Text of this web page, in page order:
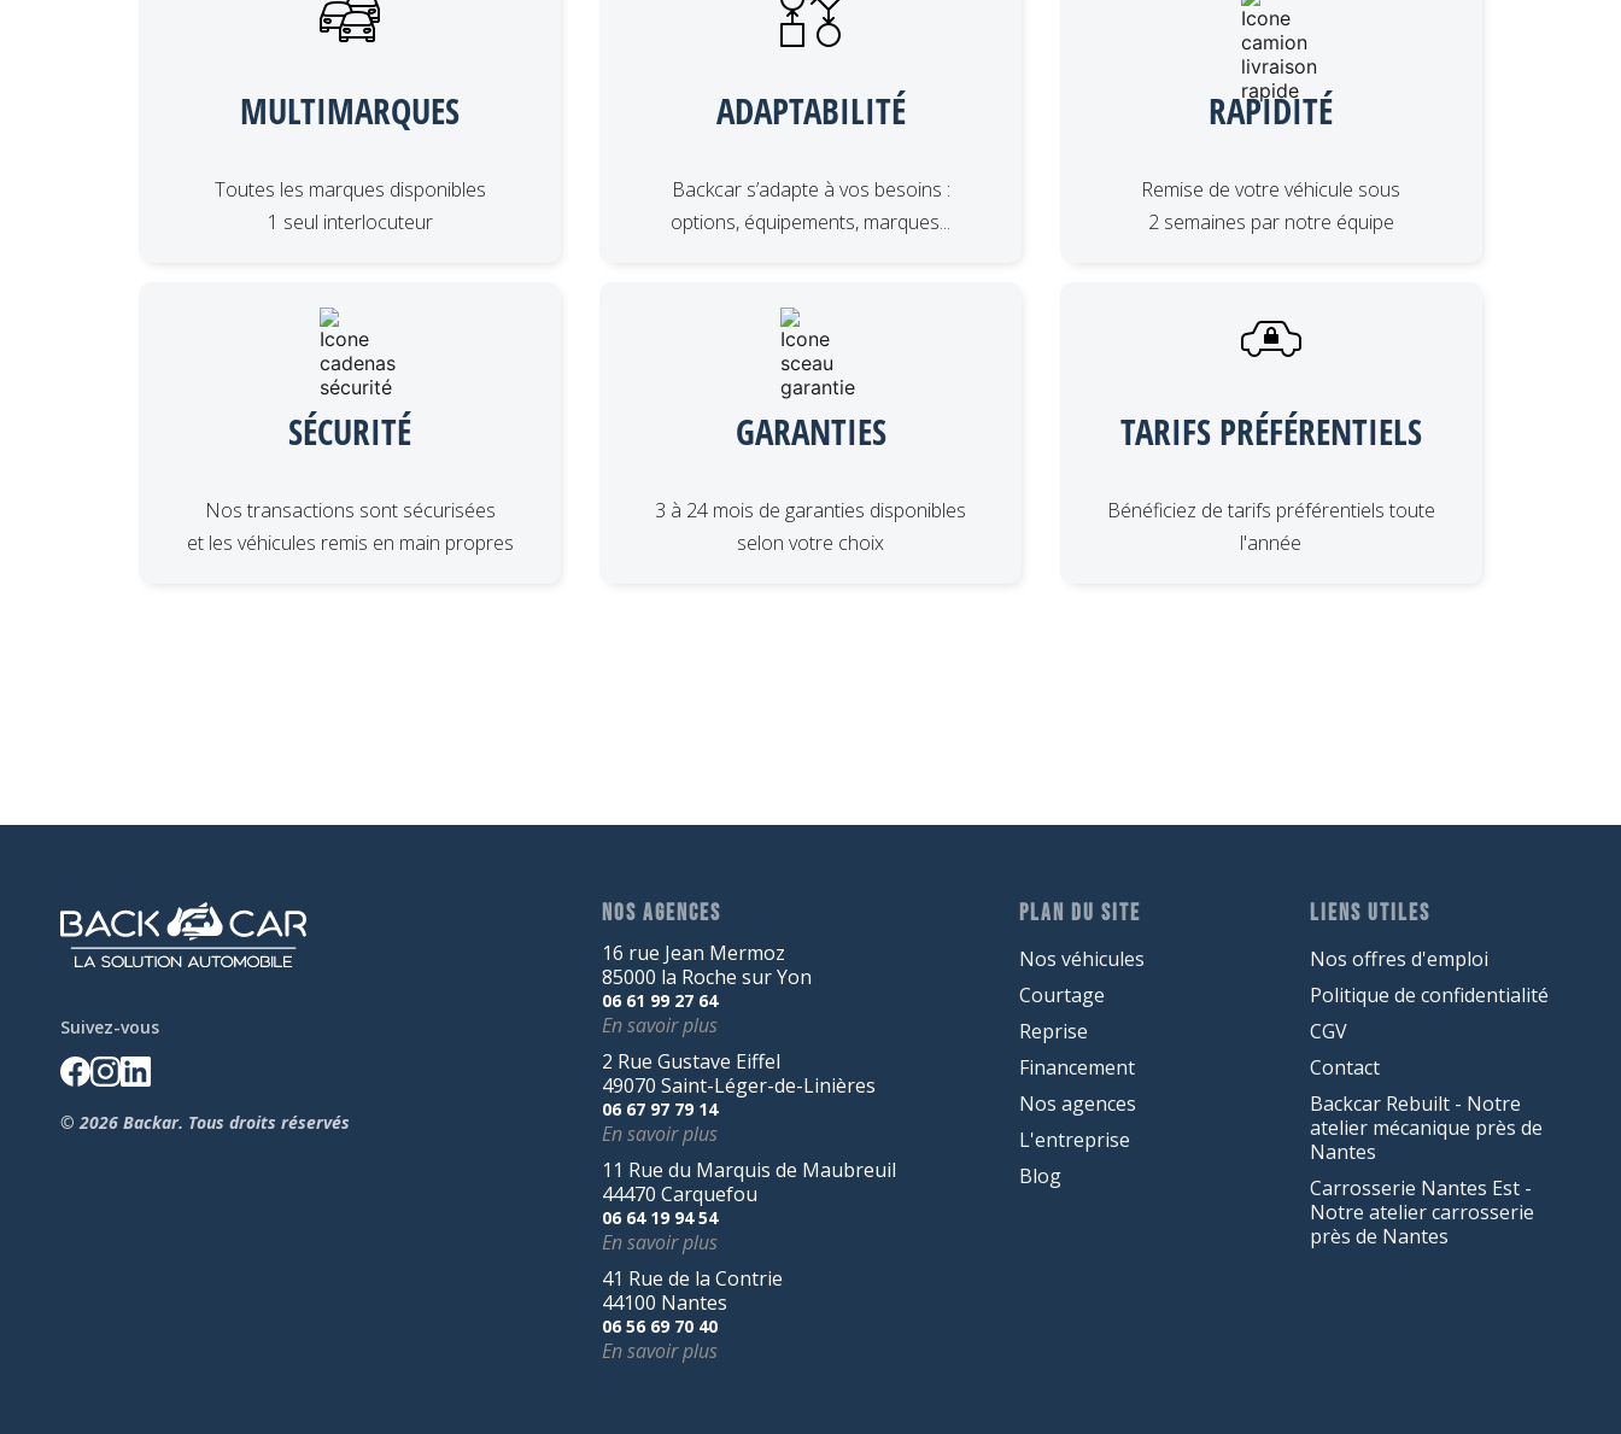
MULTIMARQUES
Toutes les marques disponibles
1 seul interlocuteur
ADAPTABILITÉ
Backcar s’adapte à vos besoins :
options, équipements, marques...
RAPIDITÉ
Remise de votre véhicule sous
2 semaines par notre équipe
SÉCURITÉ
Nos transactions sont sécurisées
et les véhicules remis en main propres
GARANTIES
3 à 24 mois de garanties disponibles
selon votre choix
TARIFS PRÉFÉRENTIELS
Bénéficiez de tarifs préférentiels toute
l'année
Suivez-vous
© 2026 Backar. Tous droits réservés
NOS AGENCES
16 rue Jean Mermoz
85000 la Roche sur Yon
06 61 99 27 64
En savoir plus
2 Rue Gustave Eiffel
49070 Saint-Léger-de-Linières
06 67 97 79 14
En savoir plus
11 Rue du Marquis de Maubreuil
44470 Carquefou
06 64 19 94 54
En savoir plus
41 Rue de la Contrie
44100 Nantes
06 56 69 70 40
En savoir plus
PLAN DU SITE
Nos véhicules
Courtage
Reprise
Financement
Nos agences
L'entreprise
Blog
LIENS UTILES
Nos offres d'emploi
Politique de confidentialité
CGV
Contact
Backcar Rebuilt - Notre
atelier mécanique près de
Nantes
Carrosserie Nantes Est -
Notre atelier carrosserie
près de Nantes